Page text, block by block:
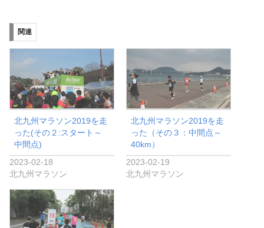
関連
北九州マラソン2019を走
った(その２:スタート～
中間点)
2023-02-18
北九州マラソン
北九州マラソン2019を走
った（その３：中間点～
40km）
2023-02-19
北九州マラソン